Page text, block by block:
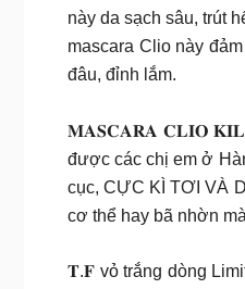
này da sạch sâu, trút
mascara Clio này
đâu, đỉnh lắm.
𝐌𝐀𝐒𝐂𝐀𝐑𝐀 𝐂𝐋𝐈𝐎 𝐊𝐈𝐋𝐋
được các chị em ở
cục, CỰC KÌ TƠI VÀ
cơ thể hay bã nhờn
𝐓.𝐅 vỏ trắng dòng